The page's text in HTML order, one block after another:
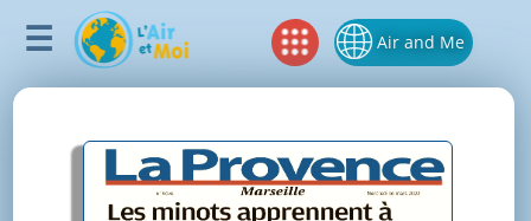
Air and Me